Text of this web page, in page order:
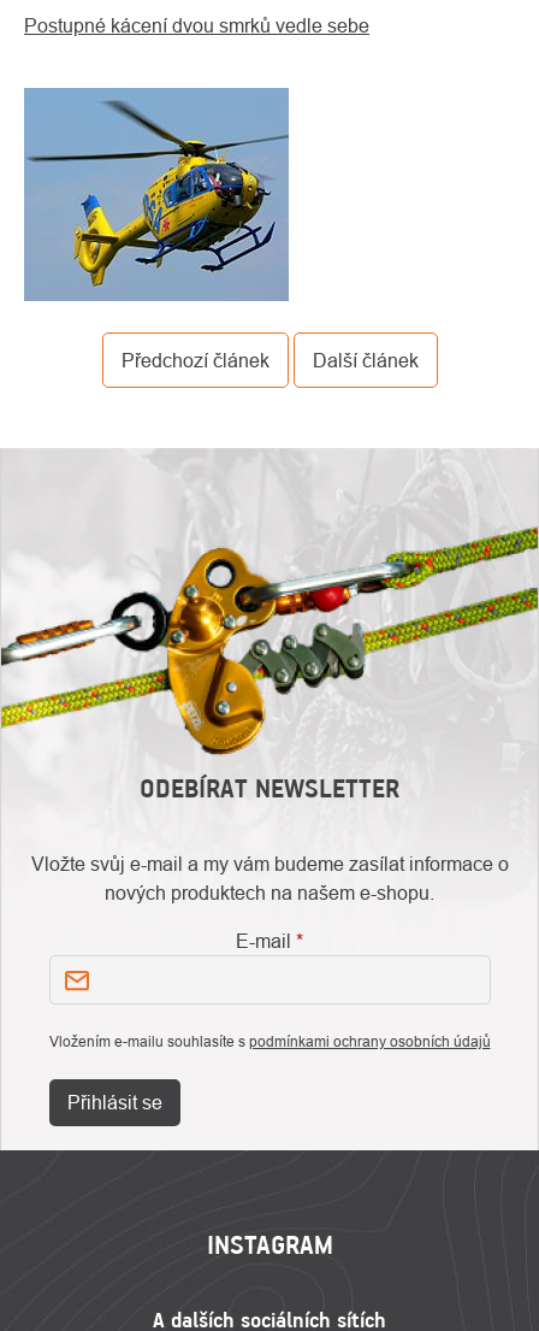
Postupné kácení dvou smrků vedle sebe
Předchozí článek Další článek
ODEBÍRAT NEWSLETTER
Vložte svůj e-mail a my vám budeme zasílat informace o
nových produktech na našem e-shopu.
E-mail
Vložením e-mailu souhlasíte s podmínkami ochrany osobních údajů
Přihlásit se
INSTAGRAM